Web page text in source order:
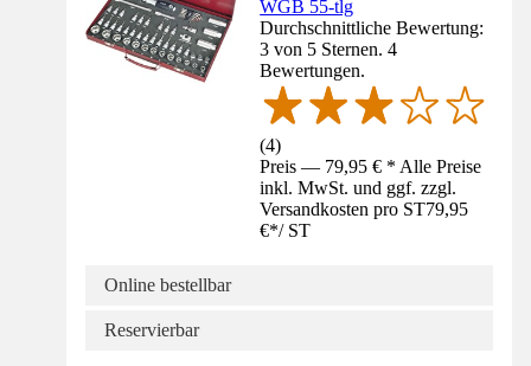
WGB 55-tlg
Durchschnittliche Bewertung:
3 von 5 Sternen. 4
Bewertungen.
(4)
Preis — 79,95 € * Alle Preise
inkl. MwSt. und ggf. zzgl.
Versandkosten pro ST79,95
€*/ ST
Online bestellbar
Reservierbar